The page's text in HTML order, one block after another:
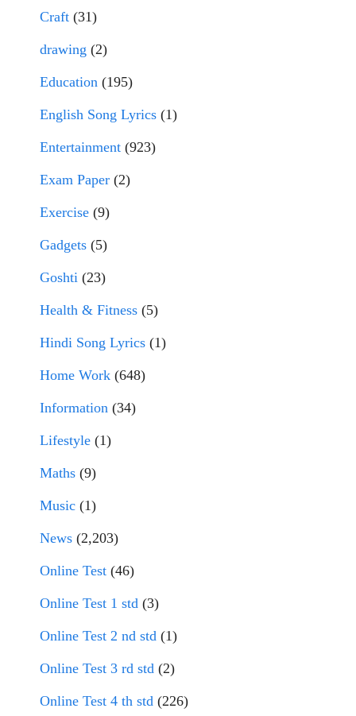
Craft (31)
drawing (2)
Education (195)
English Song Lyrics (1)
Entertainment (923)
Exam Paper (2)
Exercise (9)
Gadgets (5)
Goshti (23)
Health & Fitness (5)
Hindi Song Lyrics (1)
Home Work (648)
Information (34)
Lifestyle (1)
Maths (9)
Music (1)
News (2,203)
Online Test (46)
Online Test 1 std (3)
Online Test 2 nd std (1)
Online Test 3 rd std (2)
Online Test 4 th std (226)